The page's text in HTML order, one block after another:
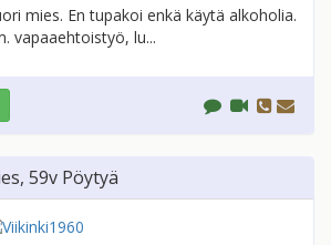
mies. En tupakoi enkä käytä alkoholia.
vapaaehtoistyö, lu...
, 59v Pöytyä